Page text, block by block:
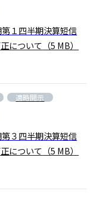
第１四半期決算短信
について （5 MB）
適時開示
第３四半期決算短信
について （5 MB）